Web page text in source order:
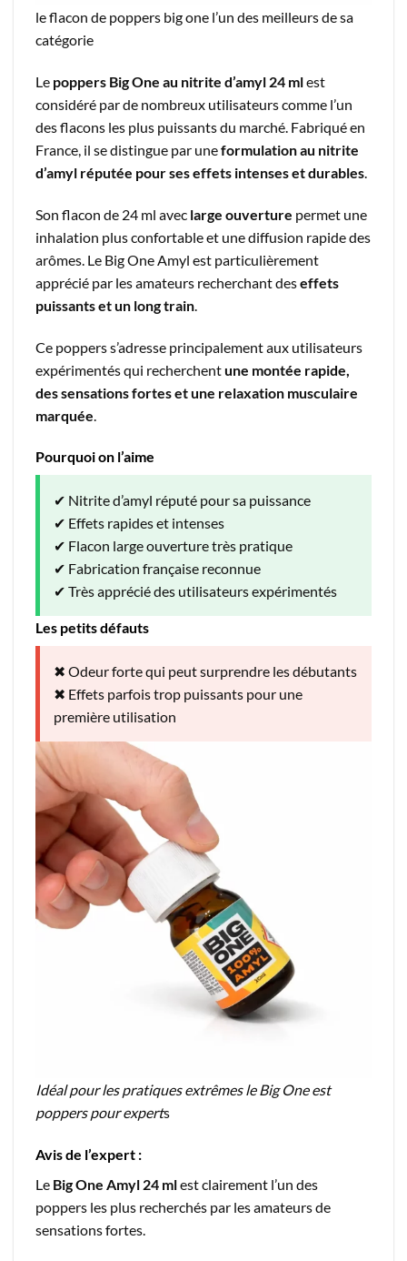
le flacon de poppers big one l’un des meilleurs de sa
catégorie
Le poppers Big One au nitrite d’amyl 24 mlest
considéré par de nombreux utilisateurs comme l’un
des flacons les plus puissants du marché. Fabriqué en
France, il se distingue par uneformulation au nitrite
d’amyl réputée pour ses effets intenses et durables.
Son flacon de 24 ml avec large ouverture permet une
inhalation plus confortable et une diffusion rapide des
arômes. Le Big One Amyl est particulièrement
apprécié par les amateurs recherchant deseffets
puissants et un long train.
Ce poppers s’adresse principalement aux utilisateurs
expérimentés qui recherchentune montée rapide,
des sensations fortes et une relaxation musculaire
marquée
Pourquoi on l’aime
✔ Nitrite d’amyl réputé pour sa puissance
✔ Effets rapides et intenses
✔ Flacon large ouverture très pratique
✔ Fabrication française reconnue
✔ Très apprécié des utilisateurs expérimentés
Les petits défauts
✖ Odeur forte qui peut surprendre les débutants
✖ Effets parfois trop puissants pour une
première utilisation
Idéal pour les pratiques extrêmes le Big One est
poppers pour experts
Avis de l’expert :
Le Big One Amyl 24 mlest clairement l’un des
poppers les plus recherchés par les amateurs de
sensations fortes.